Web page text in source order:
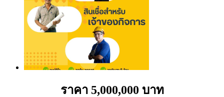
ราคา 5,000,000 บาท